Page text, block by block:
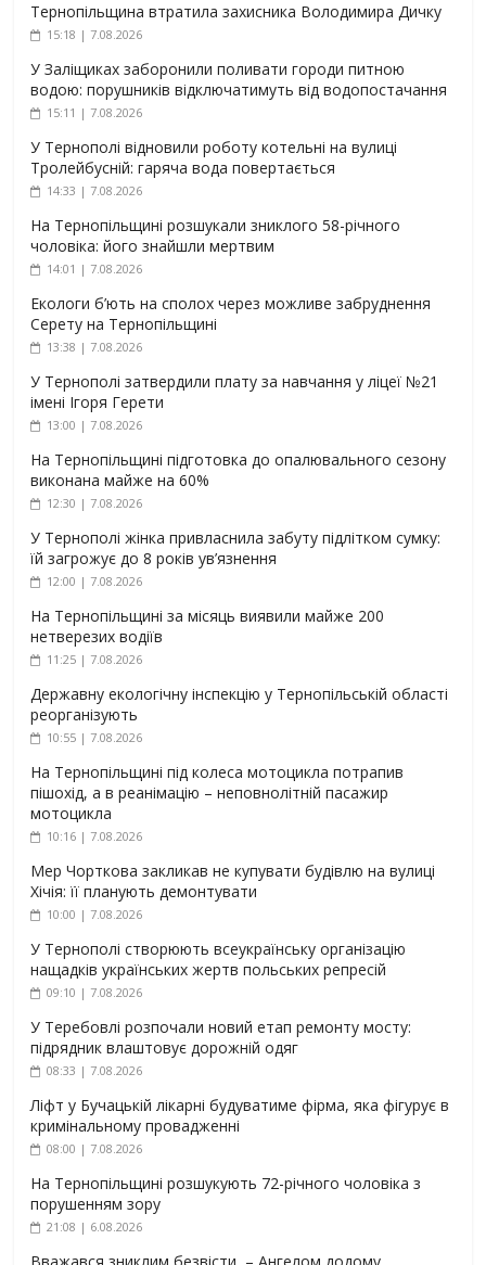
Тернопільщина втратила захисника Володимира Дичку
15:18 | 7.08.2026
У Заліщиках заборонили поливати городи питною
водою: порушників відключатимуть від водопостачання
15:11 | 7.08.2026
У Тернополі відновили роботу котельні на вулиці
Тролейбусній: гаряча вода повертається
14:33 | 7.08.2026
На Тернопільщині розшукали зниклого 58-річного
чоловіка: його знайшли мертвим
14:01 | 7.08.2026
Екологи б’ють на сполох через можливе забруднення
Серету на Тернопільщині
13:38 | 7.08.2026
У Тернополі затвердили плату за навчання у ліцеї №21
імені Ігоря Герети
13:00 | 7.08.2026
На Тернопільщині підготовка до опалювального сезону
виконана майже на 60%
12:30 | 7.08.2026
У Тернополі жінка привласнила забуту підлітком сумку:
їй загрожує до 8 років ув’язнення
12:00 | 7.08.2026
На Тернопільщині за місяць виявили майже 200
нетверезих водіїв
11:25 | 7.08.2026
Державну екологічну інспекцію у Тернопільській області
реорганізують
10:55 | 7.08.2026
На Тернопільщині під колеса мотоцикла потрапив
пішохід, а в реанімацію – неповнолітній пасажир
мотоцикла
10:16 | 7.08.2026
Мер Чорткова закликав не купувати будівлю на вулиці
Хічія: її планують демонтувати
10:00 | 7.08.2026
У Тернополі створюють всеукраїнську організацію
нащадків українських жертв польських репресій
09:10 | 7.08.2026
У Теребовлі розпочали новий етап ремонту мосту:
підрядник влаштовує дорожній одяг
08:33 | 7.08.2026
Ліфт у Бучацькій лікарні будуватиме фірма, яка фігурує в
кримінальному провадженні
08:00 | 7.08.2026
На Тернопільщині розшукують 72-річного чоловіка з
порушенням зору
21:08 | 6.08.2026